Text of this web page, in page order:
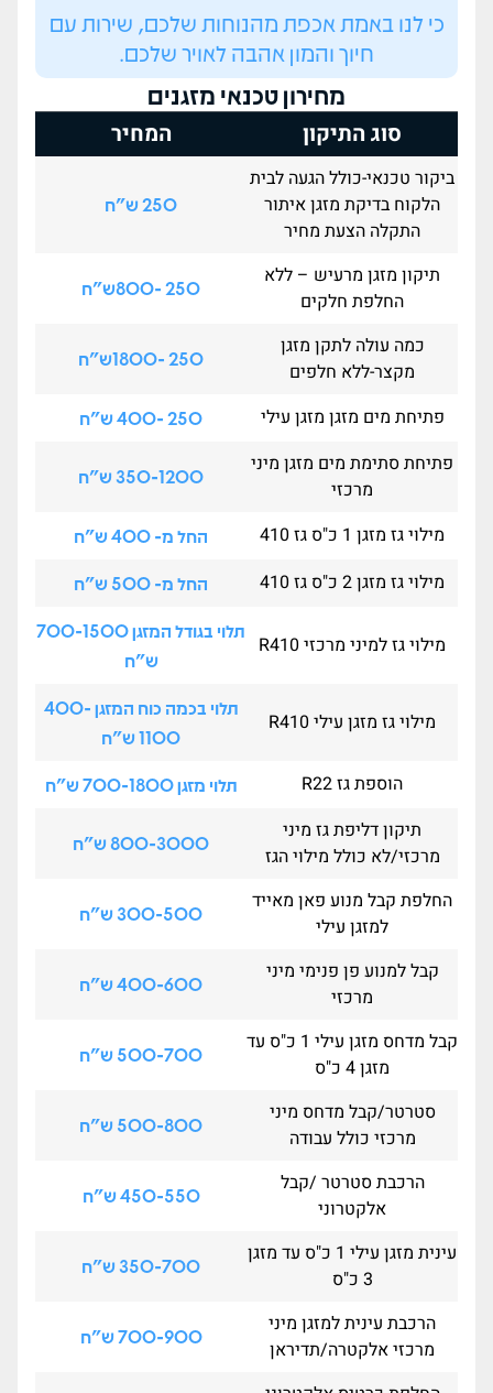
כי לנו באמת אכפת מהנוחות שלכם, שירות עם
חיוך והמון אהבה לאויר שלכם.
מחירון טכנאי מזגנים
סוג התיקון המחיר
ביקור טכנאי-כולל הגעה לבית
הלקוח בדיקת מזגן איתור
התקלה הצעת מחיר
250 ש"ח
תיקון מזגן מרעיש – ללא
החלפת חלקים
250 -800ש"ח
כמה עולה לתקן מזגן
מקצר-ללא חלפים
250 -1800ש"ח
פתיחת מים מזגן מזגן עילי 250 -400 ש"ח
פתיחת סתימת מים מזגן מיני
מרכזי
350-1200 ש"ח
מילוי גז מזגן 1 כ"ס גז 410 החל מ- 400 ש"ח
מילוי גז מזגן 2 כ"ס גז 410 החל מ- 500 ש"ח
מילוי גז למיני מרכזי R410
תלוי בגודל המזגן 700-1500
ש"ח
מילוי גז מזגן עילי R410
תלוי בכמה כוח המזגן 400-
1100 ש"ח
הוספת גז R22 תלוי מזגן 700-1800 ש"ח
תיקון דליפת גז מיני
מרכזי/לא כולל מילוי הגז
800-3000 ש"ח
החלפת קבל מנוע פאן מאייד
למזגן עילי
300-500 ש"ח
קבל למנוע פן פנימי מיני
מרכזי
400-600 ש"ח
קבל מדחס מזגן עילי 1 כ"ס עד
מזגן 4 כ"ס
500-700 ש"ח
סטרטר/קבל מדחס מיני
מרכזי כולל עבודה
500-800 ש"ח
הרכבת סטרטר /קבל
אלקטרוני
450-550 ש"ח
עינית מזגן עילי 1 כ"ס עד מזגן
3 כ"ס
350-700 ש"ח
הרכבת עינית למזגן מיני
מרכזי אלקטרה/תדיראן
700-900 ש"ח